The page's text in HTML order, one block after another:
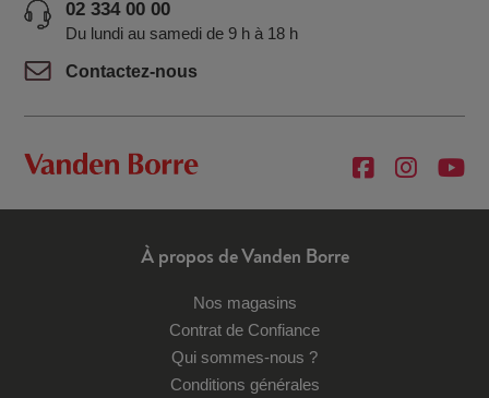
02 334 00 00
Du lundi au samedi de 9 h à 18 h
Contactez-nous
À propos de Vanden Borre
Nos magasins
Contrat de Confiance
Qui sommes-nous ?
Conditions générales